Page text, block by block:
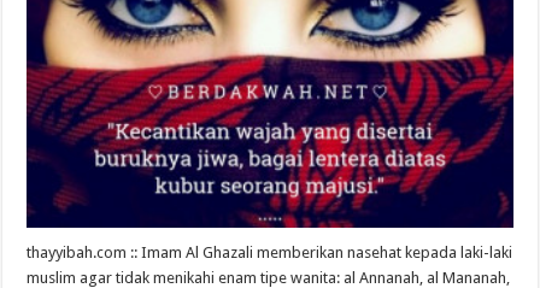
thayyibah.com :: Imam Al Ghazali memberikan nasehat kepada laki-laki
muslim agar tidak menikahi enam tipe wanita: al Annanah, al Mananah,